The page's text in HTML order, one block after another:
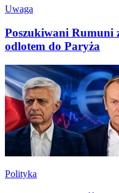
Uwaga
Poszukiwani Rumuni
odlotem do Paryża
Polityka